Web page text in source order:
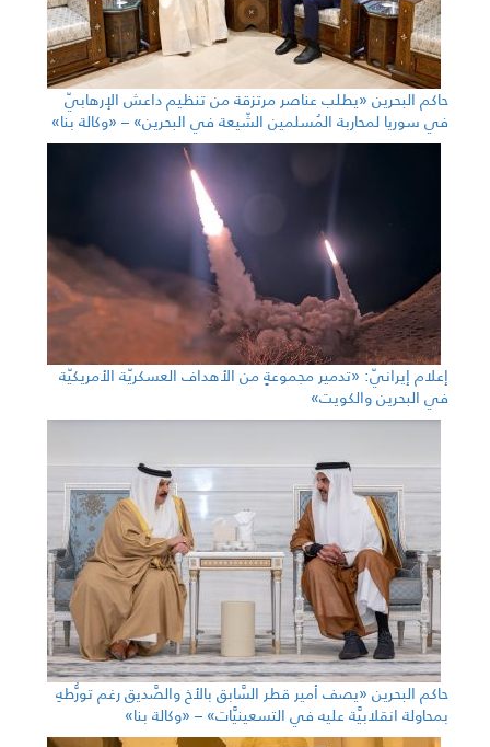
حاكم البحرين «يطلب عناصر مرتزقة من تنظيم داعش الإرهابيّ
في سوريا لمحاربة المُسلمين الشّيعة في البحرين» – «وكالة بنا»
إعلام إيرانيّ: «تدمير مجموعةٍ من الأهداف العسكريّة الأمريكيّة
في البحرين والكويت»
حاكم البحرين «يصف أمير قطر السَّابق بالأخ والصَّديق رغم تورُّطهِ
بمحاولة انقلابيَّة عليه في التسعينيَّات» – «وكالة بنا»